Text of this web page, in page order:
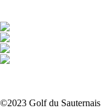
©2023 Golf du